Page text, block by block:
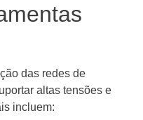
das redes de
altas tensões e
incluem: